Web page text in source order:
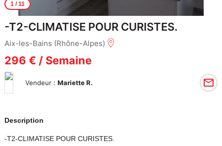
1/ 11
-T2-CLIMATISE POUR CURISTES.
Aix-les-Bains (Rhône-Alpes)
296 € / Semaine
Vendeur : Mariette R.
Description
-T2-CLIMATISE POUR CURISTES.